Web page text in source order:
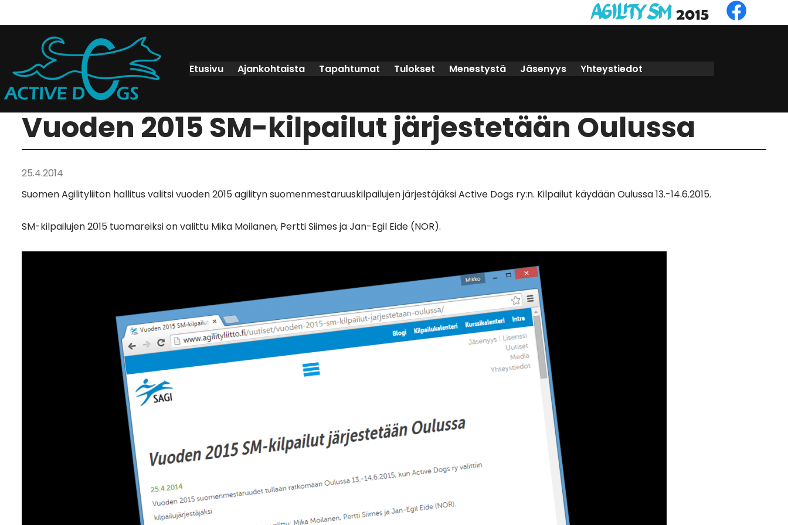
Etusivu Ajankohtaista Tapahtumat Tulokset Menestystä Jäsenyys Yhteystiedot
Vuoden 2015 SM-kilpailut järjestetään Oulussa
25.4.2014
Suomen Agilityliiton hallitus valitsi vuoden 2015 agilityn suomenmestaruuskilpailujen järjestäjäksi Active Dogs ry:n. Kilpailut käydään Oulussa 13.-14.6.2015.
SM-kilpailujen 2015 tuomareiksi on valittu Mika Moilanen, Pertti Siimes ja Jan-Egil Eide (NOR).